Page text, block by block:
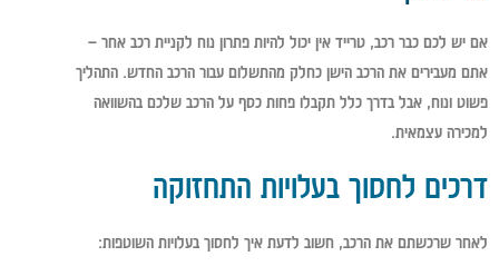
אם יש לכם כבר רכב, טרייד אין יכול להיות פתרון נוח לקניית רכב אחר –
אתם מעבירים את הרכב הישן כחלק מהתשלום עבור הרכב החדש. התהליך
פשוט ונוח, אבל בדרך כלל תקבלו פחות כסף על הרכב שלכם בהשוואה
למכירה עצמאית.
דרכים לחסוך בעלויות התחזוקה
לאחר שרכשתם את הרכב, חשוב לדעת איך לחסוך בעלויות השוטפות: